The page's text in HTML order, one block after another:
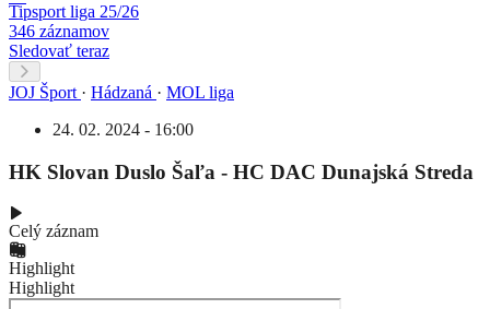
Tipsport liga 25/26
346 záznamov
Sledovať teraz
JOJ Šport · Hádzaná · MOL liga
24. 02. 2024 - 16:00
HK Slovan Duslo Šaľa - HC DAC Dunajská Streda
Celý záznam
Highlight
Highlight